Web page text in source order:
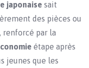
japonaisesait
des pièces ou
par la
étape après
jeunes que les